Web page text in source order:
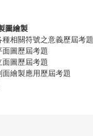
圖繪製
相關符號之意義歷屆考題
圖歷屆考題
圖歷屆考題
繪製應用歷屆考題